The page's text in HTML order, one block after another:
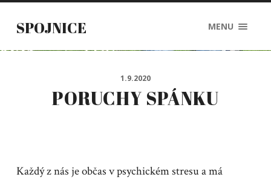
SPOJNICE MENU
1.9.2020
PORUCHY SPÁNKU
Každý z nás je občas v psychickém stresu a má